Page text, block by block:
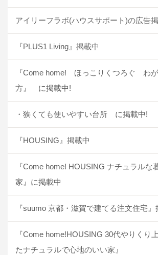
アイリーフラボ(ハウスサポート)の広告
『PLUS1 Living』掲載中
『Come home! ほっこりくつろぐ わ
方』 に掲載中!
・狭くても使いやすい台所 に掲載中!
『HOUSING』掲載中
『Come home! HOUSING ナチュラルな
家』に掲載中
『suumo 京都・滋賀で建てる注文住宅』
『Come home!HOUSING 30代やりくり
たナチュラルで心地のいい家』